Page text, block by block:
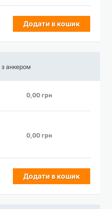
Додати в кошик
анкером
0,00 грн
0,00 грн
Додати в кошик